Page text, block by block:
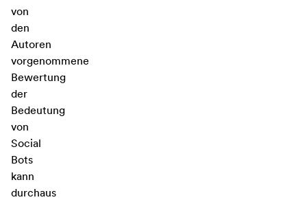
von
den
Autoren
vorgenommene
Bewertung
der
Bedeutung
von
Social
Bots
kann
durchaus